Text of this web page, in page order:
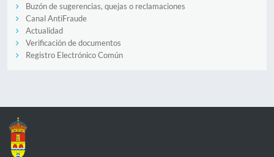
Buzón de sugerencias, quejas o reclamaciones
Canal AntiFraude
Actualidad
Verificación de documentos
Registro Electrónico Común